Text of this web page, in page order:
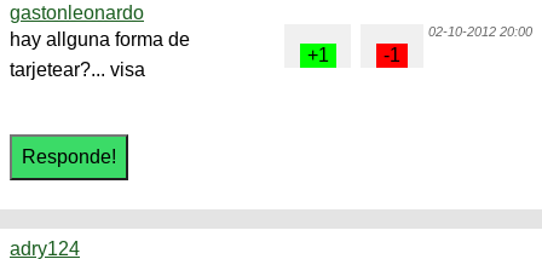
gastonleonardo
02-10-2012 20:00
hay allguna forma de
tarjetear?... visa
adry124